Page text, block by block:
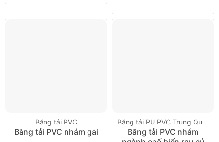
Băng tải PVC
Băng tải PVC nhám gai
Băng tải PU PVC Trung Quốc
Băng tải PVC nhám